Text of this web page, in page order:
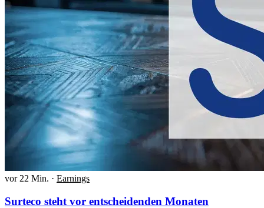
vor 22 Min. · Earnings
Surteco steht vor entscheidenden Monaten